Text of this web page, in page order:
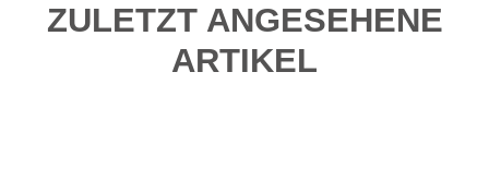
ZULETZT ANGESEHENE
ARTIKEL